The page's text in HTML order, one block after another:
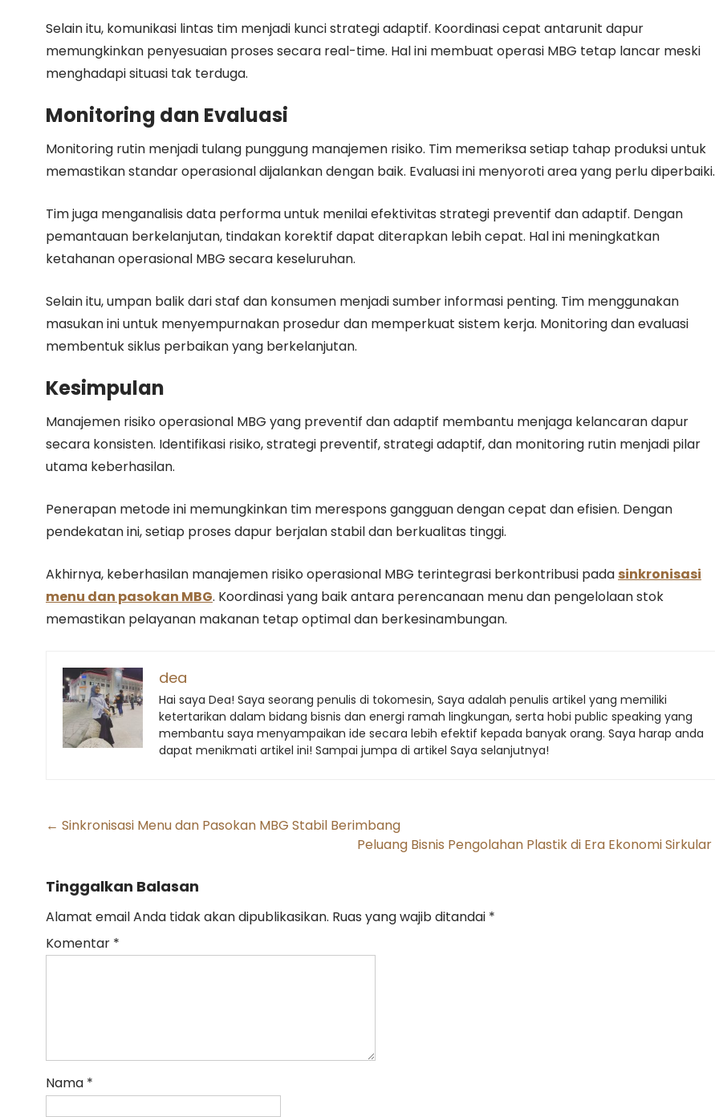
Selain itu, komunikasi lintas tim menjadi kunci strategi adaptif. Koordinasi cepat antarunit dapur
memungkinkan penyesuaian proses secara real-time. Hal ini membuat operasi MBG tetap lancar meski
menghadapi situasi tak terduga.
Monitoring dan Evaluasi
Monitoring rutin menjadi tulang punggung manajemen risiko. Tim memeriksa setiap tahap produksi untuk
memastikan standar operasional dijalankan dengan baik. Evaluasi ini menyoroti area yang perlu diperbaiki.
Tim juga menganalisis data performa untuk menilai efektivitas strategi preventif dan adaptif. Dengan
pemantauan berkelanjutan, tindakan korektif dapat diterapkan lebih cepat. Hal ini meningkatkan
ketahanan operasional MBG secara keseluruhan.
Selain itu, umpan balik dari staf dan konsumen menjadi sumber informasi penting. Tim menggunakan
masukan ini untuk menyempurnakan prosedur dan memperkuat sistem kerja. Monitoring dan evaluasi
membentuk siklus perbaikan yang berkelanjutan.
Kesimpulan
Manajemen risiko operasional MBG yang preventif dan adaptif membantu menjaga kelancaran dapur
secara konsisten. Identifikasi risiko, strategi preventif, strategi adaptif, dan monitoring rutin menjadi pilar
utama keberhasilan.
Penerapan metode ini memungkinkan tim merespons gangguan dengan cepat dan efisien. Dengan
pendekatan ini, setiap proses dapur berjalan stabil dan berkualitas tinggi.
Akhirnya, keberhasilan manajemen risiko operasional MBG terintegrasi berkontribusi pada sinkronisasi
menu dan pasokan MBG. Koordinasi yang baik antara perencanaan menu dan pengelolaan stok
memastikan pelayanan makanan tetap optimal dan berkesinambungan.
dea
Hai saya Dea! Saya seorang penulis di tokomesin, Saya adalah penulis artikel yang memiliki
ketertarikan dalam bidang bisnis dan energi ramah lingkungan, serta hobi public speaking yang
membantu saya menyampaikan ide secara lebih efektif kepada banyak orang. Saya harap anda
dapat menikmati artikel ini! Sampai jumpa di artikel Saya selanjutnya!
Post
← Sinkronisasi Menu dan Pasokan MBG Stabil Berimbang
Peluang Bisnis Pengolahan Plastik di Era Ekonomi Sirkular
Tinggalkan Balasan
Alamat email Anda tidak akan dipublikasikan. Ruas yang wajib ditandai *
Komentar *
Nama *